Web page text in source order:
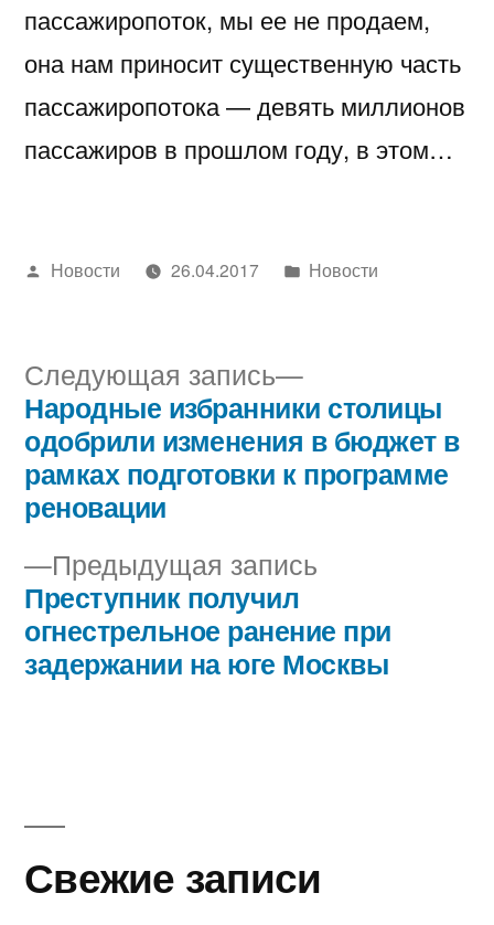
пассажиропоток, мы ее не продаем,
она нам приносит существенную часть
пассажиропотока — девять миллионов
пассажиров в прошлом году, в этом…
Написано
Новости 26.04.2017
Написано
Новости
Навигация
по
записям
Предыдущая запись
Преступник получил
огнестрельное ранение при
задержании на юге Москвы
Следующая запись
Следующая
запись:
Народные избранники столицы
одобрили изменения в бюджет в
рамках подготовки к программе
реновации
Свежие записи